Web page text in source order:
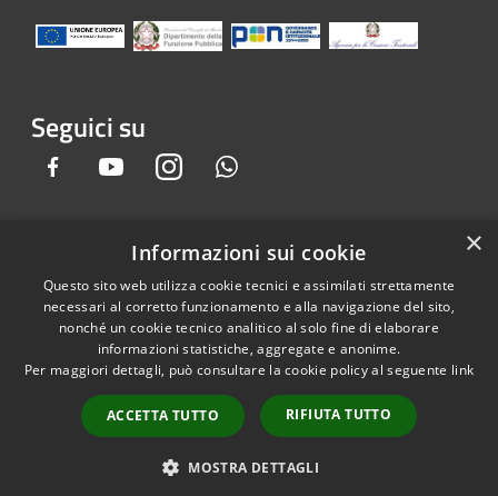
Seguici su
Facebook YoutubeInstagram
Accessibilità
Privacy
Mappa del sito
Dichiarazione e Feedback
accessibilità sito e app
Gandino • Powered by
Municipium•Accesso
redazione
×
Informazioni sui cookie
Questo sito web utilizza cookie tecnici e assimilati strettamente
necessari al corretto funzionamento e alla navigazione del sito,
nonché un cookie tecnico analitico al solo fine di elaborare
informazioni statistiche, aggregate e anonime.
Per maggiori dettagli, può consultare la cookie policy al seguente link
ACCETTA TUTTO RIFIUTA TUTTO
MOSTRA DETTAGLI